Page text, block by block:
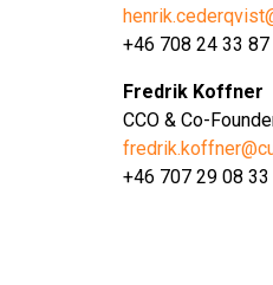
+46 708 24 33 87
Fredrik Koffner
CCO & Co-
+46 707 29 08 33